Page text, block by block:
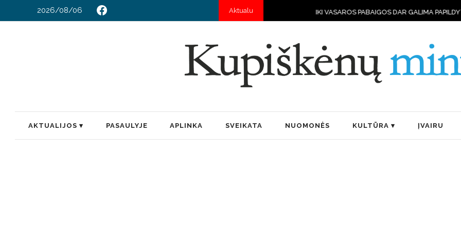
2026/08/06 AktualuIKI VASAROS PABAIGOS DAR GALIMA PAPILDYTI NAMŲ
AKTUALIJOS PASAULYJE APLINKA SVEIKATA NUOMONĖS KULTŪRA ĮVAIRU